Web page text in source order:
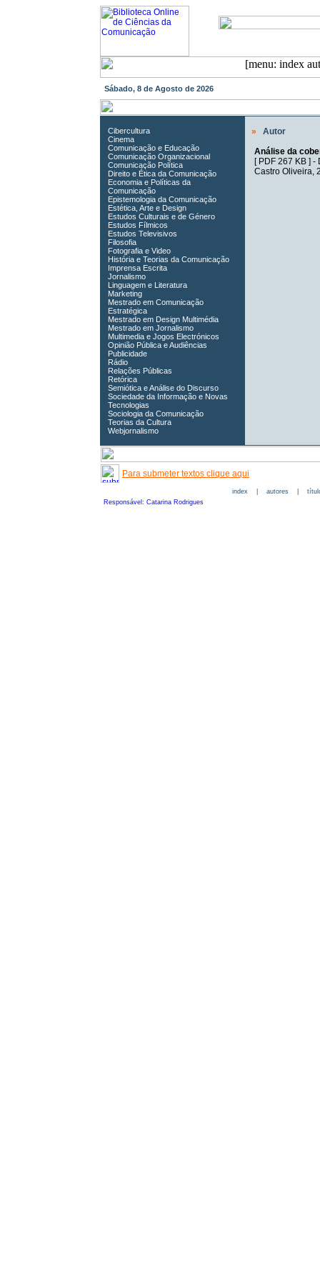
Sábado, 8 de Agosto de 2026
Cibercultura
Cinema
Comunicação e Educação
Comunicação Organizacional
Comunicação Política
Direito e Ética da Comunicação
Economia e Políticas da
Comunicação
Epistemologia da Comunicação
Estética, Arte e Design
Estudos Culturais e de Género
Estudos Fílmicos
Estudos Televisivos
Filosofia
Fotografia e Video
História e Teorias da Comunicação
Imprensa Escrita
Jornalismo
Linguagem e Literatura
Marketing
Mestrado em Comunicação
Estratégica
Mestrado em Design Multimédia
Mestrado em Jornalismo
Multimedia e Jogos Electrónicos
Opinião Pública e Audiências
Publicidade
Rádio
Relações Públicas
Retórica
Semiótica e Análise do Discurso
Sociedade da Informação e Novas
Tecnologias
Sociologia da Comunicação
Teorias da Cultura
Webjornalismo
»
Autor
Análise da
[ PDF 267 KB] -
Castro Oliveira,
Para submeter textos clique aqui
index| autores|